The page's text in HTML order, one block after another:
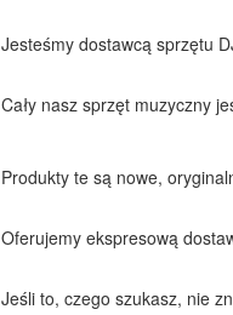
Jesteśmy dostawcą sprzętu
Cały nasz sprzęt muzyczny
Produkty te są nowe,
Oferujemy ekspresową
Jeśli to, czego szukasz, nie